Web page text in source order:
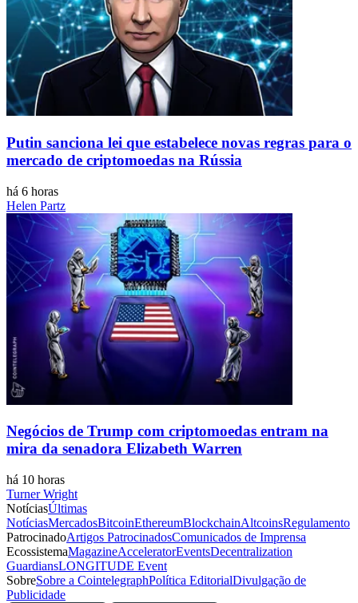
Putin sanciona lei que estabelece novas regras para o
mercado de criptomoedas na Rússia
há 6 horas
Helen Partz
Negócios de Trump com criptomoedas entram na
mira da senadora Elizabeth Warren
há 10 horas
Turner Wright
NotíciasÚltimas
NotíciasMercadosBitcoinEthereumBlockchainAltcoinsRegulamento
PatrocinadoArtigos PatrocinadosComunicados de Imprensa
EcossistemaMagazineAcceleratorEventsDecentralization
GuardiansLONGITUDE Event
SobreSobre a CointelegraphPolítica EditorialDivulgação de
Publicidade